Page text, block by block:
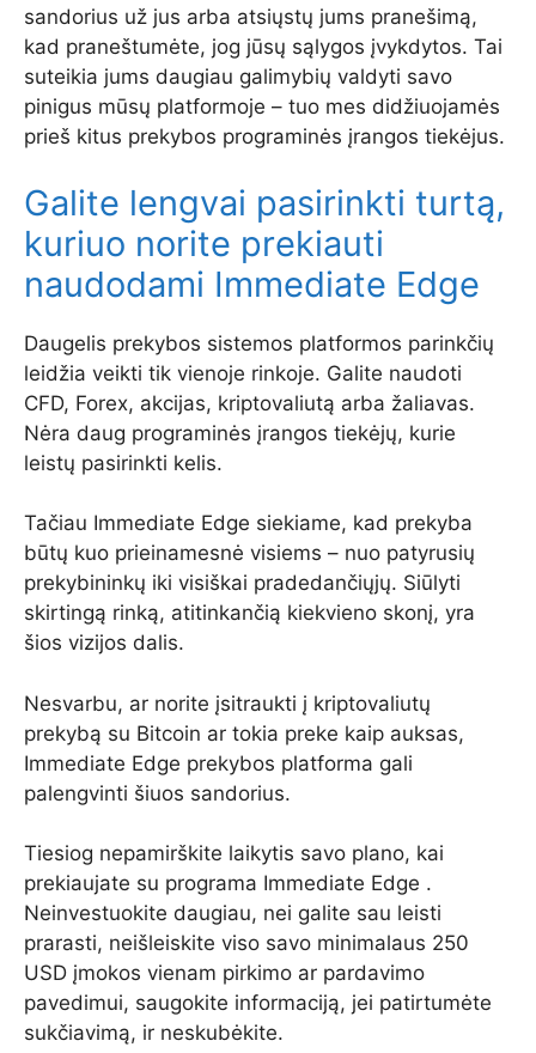
sandorius už jus arba atsiųstų jums pranešimą,
kad praneštumėte, jog jūsų sąlygos įvykdytos. Tai
suteikia jums daugiau galimybių valdyti savo
pinigus mūsų platformoje – tuo mes didžiuojamės
prieš kitus prekybos programinės įrangos tiekėjus.
Galite lengvai pasirinkti turtą,
kuriuo norite prekiauti
naudodami Immediate Edge
Daugelis prekybos sistemos platformos parinkčių
leidžia veikti tik vienoje rinkoje. Galite naudoti
CFD, Forex, akcijas, kriptovaliutą arba žaliavas.
Nėra daug programinės įrangos tiekėjų, kurie
leistų pasirinkti kelis.
Tačiau Immediate Edge siekiame, kad prekyba
būtų kuo prieinamesnė visiems – nuo ​​patyrusių
prekybininkų iki visiškai pradedančiųjų. Siūlyti
skirtingą rinką, atitinkančią kiekvieno skonį, yra
šios vizijos dalis.
Nesvarbu, ar norite įsitraukti į kriptovaliutų
prekybą su Bitcoin ar tokia preke kaip auksas,
Immediate Edge prekybos platforma gali
palengvinti šiuos sandorius.
Tiesiog nepamirškite laikytis savo plano, kai
prekiaujate su programa Immediate Edge .
Neinvestuokite daugiau, nei galite sau leisti
prarasti, neišleiskite viso savo minimalaus 250
USD įmokos vienam pirkimo ar pardavimo
pavedimui, saugokite informaciją, jei patirtumėte
sukčiavimą, ir neskubėkite.